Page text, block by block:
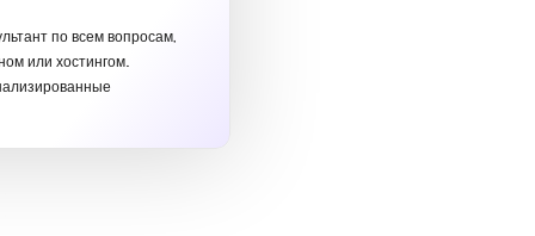
по всем вопросам,
или хостингом.